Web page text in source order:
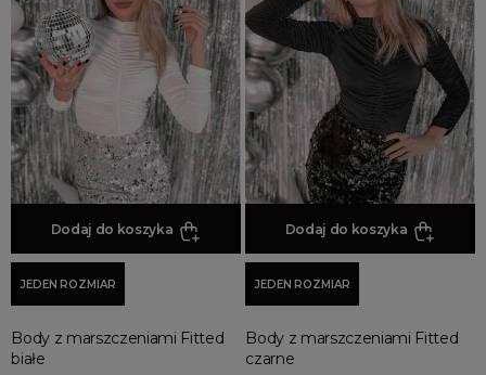
Dodaj do koszyka
JEDEN ROZMIAR
Body z marszczeniami Fitted
białe
Dodaj do koszyka
JEDEN ROZMIAR
Body z marszczeniami Fitted
czarne